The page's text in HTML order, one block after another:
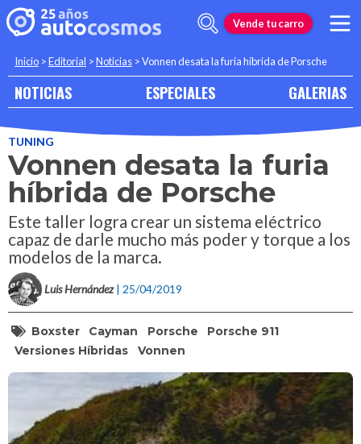
Vende tu carro
Inicio >Editorial >Noticias >Vonnen desata la furia híbrida de Porsche
NOTICIAS ESPECIALES GALERIAS
TUNING
Vonnen desata la furia
híbrida de Porsche
Este taller logra crear un sistema eléctrico
capaz de darle mucho más poder y torque a los
modelos de la marca.
Luis Hernández | 25/04/2019
Boxster Cayman Porsche
Porsche 911
Versiones Híbridas
Vonnen